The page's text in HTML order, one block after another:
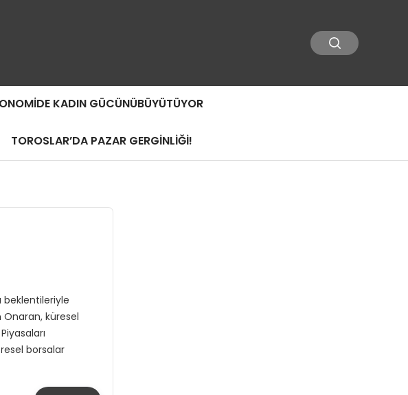
KADIN GÜCÜNÜBÜYÜTÜYOR
TOROSLAR’DA PAZAR GERGİNLİĞİ!
beklentileriyle
Onaran, küresel
borsalar